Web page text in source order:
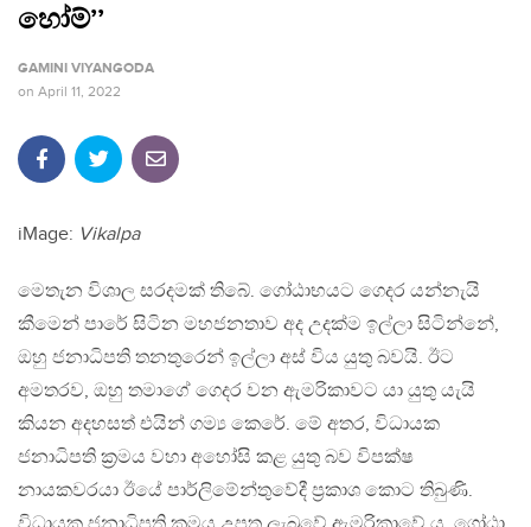
හෝම්’’
GAMINI VIYANGODA
on April 11, 2022
iMage: Vikalpa
මෙතැන විශාල සරදමක් තිබේ. ගෝඨාභයට ගෙදර යන්නැයි
කීමෙන් පාරේ සිටින මහජනතාව අද උදක්ම ඉල්ලා සිටින්නේ,
ඔහු ජනාධිපති තනතුරෙන් ඉල්ලා අස් විය යුතු බවයි. ඊට
අමතරව, ඔහු තමාගේ ගෙදර වන ඇමරිකාවට යා යුතු යැයි
කියන අදහසත් එයින් ගම්‍ය කෙරේ. මේ අතර, විධායක
ජනාධිපති ක්‍රමය වහා අහෝසි කළ යුතු බව විපක්ෂ
නායකවරයා ඊයේ පාර්ලිමේන්තුවේදී ප්‍රකාශ කොට තිබුණි.